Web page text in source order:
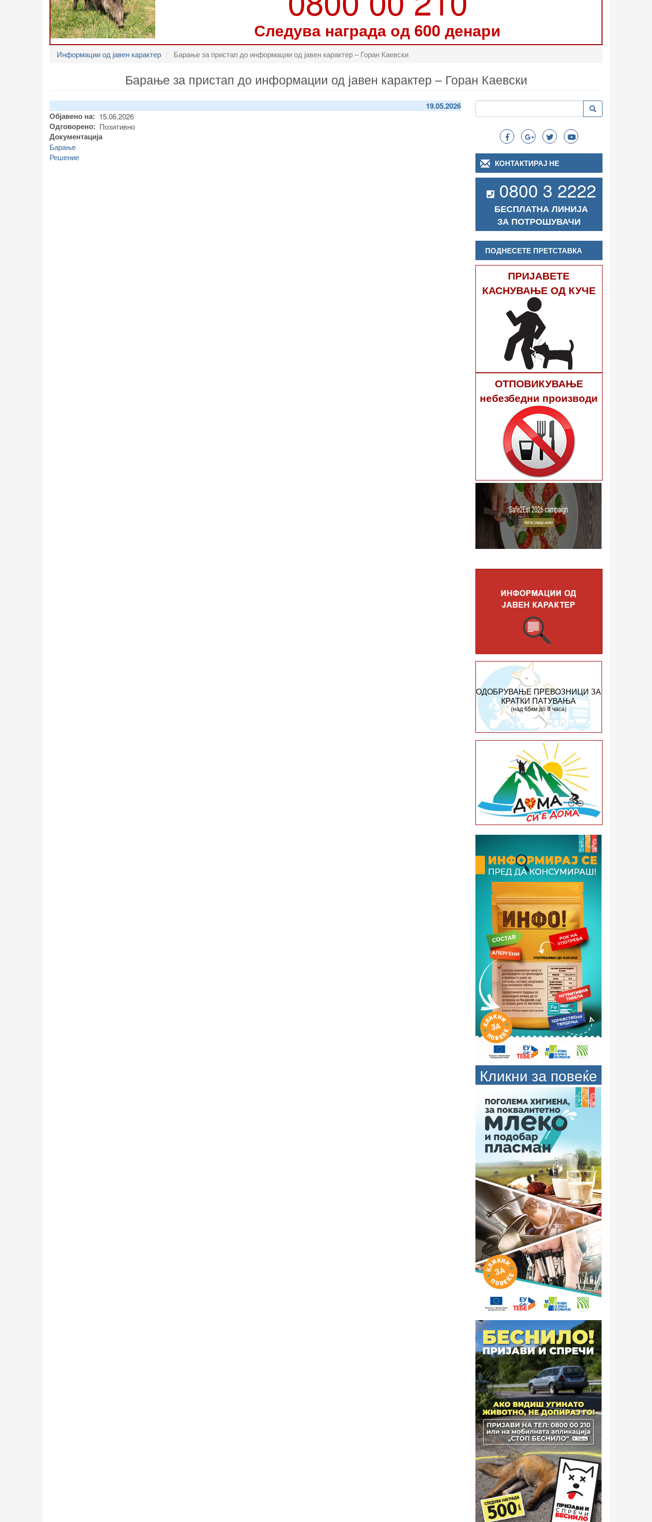
Следува награда од 600 денари
Информации од јавен карактер Барање за пристап до информации од јавен карактер – Горан Каевски
Барање за пристап до информации од јавен карактер – Горан Каевски
19.05.2026
Објавено на
15.06.2026
Одговорено Позитивно
Документација
Барање
Решение
Search
Пребарување Пребарување
КОНТАКТИРАЈ НЕ
0800 3 2222
БЕСПЛАТНА ЛИНИЈА
ЗА ПОТРОШУВАЧИ
ПОДНЕСЕТЕ ПРЕТСТАВКА
ПРИЈАВЕТЕ
КАСНУВАЊЕ ОД КУЧЕ
ОТПОВИКУВАЊЕ
небезбедни производи
ОДОБРУВАЊЕ ПРЕВОЗНИЦИ ЗА
КРАТКИ ПАТУВАЊА
(над 65км до 8 часа)
Кликни за повеќе